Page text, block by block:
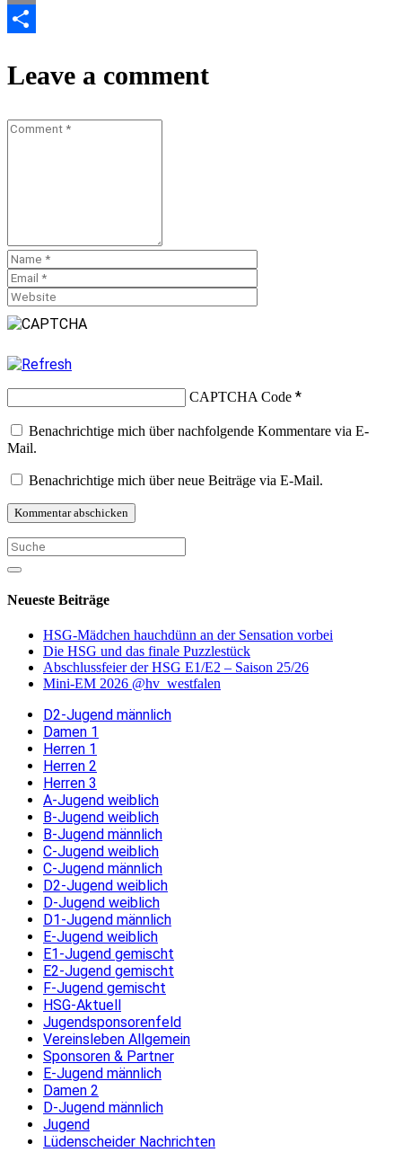
Email
Leave a comment
CAPTCHA Code *
Benachrichtige mich über nachfolgende Kommentare via E-
Mail.
Benachrichtige mich über neue Beiträge via E-Mail.
Neueste Beiträge
HSG-Mädchen hauchdünn an der Sensation vorbei
Die HSG und das finale Puzzlestück
Abschlussfeier der HSG E1/E2 – Saison 25/26
Mini-EM 2026 @hv_westfalen
D2-Jugend männlich
Damen 1
Herren 1
Herren 2
Herren 3
A-Jugend weiblich
B-Jugend weiblich
B-Jugend männlich
C-Jugend weiblich
C-Jugend männlich
D2-Jugend weiblich
D-Jugend weiblich
D1-Jugend männlich
E-Jugend weiblich
E1-Jugend gemischt
E2-Jugend gemischt
F-Jugend gemischt
HSG-Aktuell
Jugendsponsorenfeld
Vereinsleben Allgemein
Sponsoren & Partner
E-Jugend männlich
Damen 2
D-Jugend männlich
Jugend
Lüdenscheider Nachrichten